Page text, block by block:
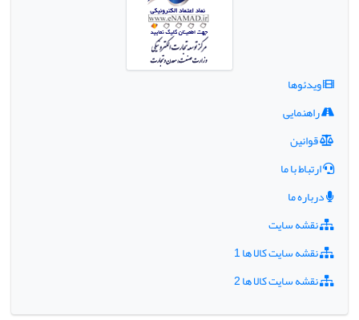
ویدئوها
راهنمایی
قوانین
ارتباط با ما
درباره ما
نقشه سایت
نقشه سایت کالا ها 1
نقشه سایت کالا ها 2